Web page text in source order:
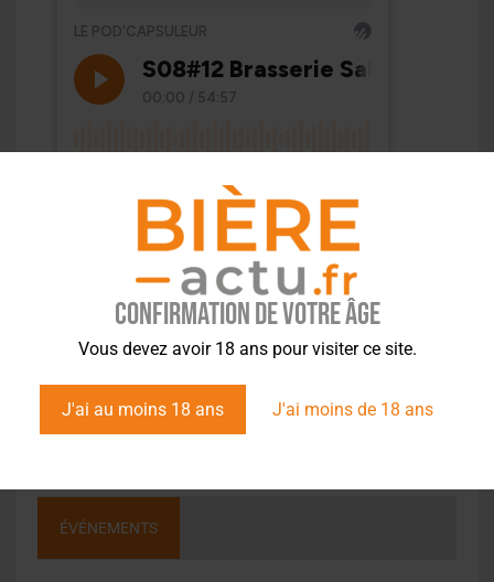
Confirmation de votre âge
Vous devez avoir 18 ans pour visiter ce site.
J'ai au moins 18 ans J'ai moins de 18 ans
ÉVÉNEMENTS